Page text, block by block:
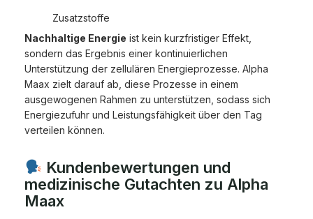
Zusatzstoffe
Nachhaltige Energie ist kein kurzfristiger Effekt,
sondern das Ergebnis einer kontinuierlichen
Unterstützung der zellulären Energieprozesse. Alpha
Maax zielt darauf ab, diese Prozesse in einem
ausgewogenen Rahmen zu unterstützen, sodass sich
Energiezufuhr und Leistungsfähigkeit über den Tag
verteilen können.
Kundenbewertungen und
medizinische Gutachten zu Alpha
Maax